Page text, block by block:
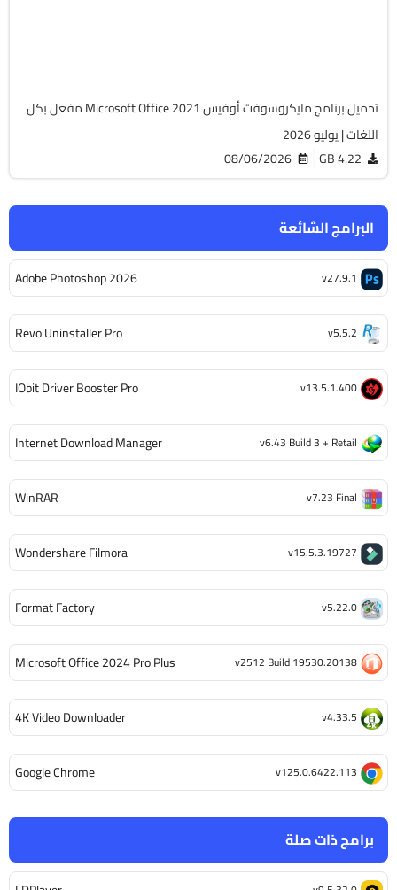
برامج ذات صلة
البرامج الشائعة
Adobe Photoshop 2026 v27.9.1
Revo Uninstaller Pro v5.5.2
IObit Driver Booster Pro v13.5.1.400
Internet Download Manager v6.43 Build 3 + Retail
WinRAR v7.23 Final
Wondershare Filmora v15.5.3.19727
Format Factory v5.22.0
Microsoft Office 2024 Pro Plus v2512 Build 19530.20138
4K Video Downloader v4.33.5
Google Chrome v125.0.6422.113
تحميل برنامج مايكروسوفت أوفيس Microsoft Office 2021 مفعل بكل
اللغات | يوليو 2026
4.22 GB
08/06/2026